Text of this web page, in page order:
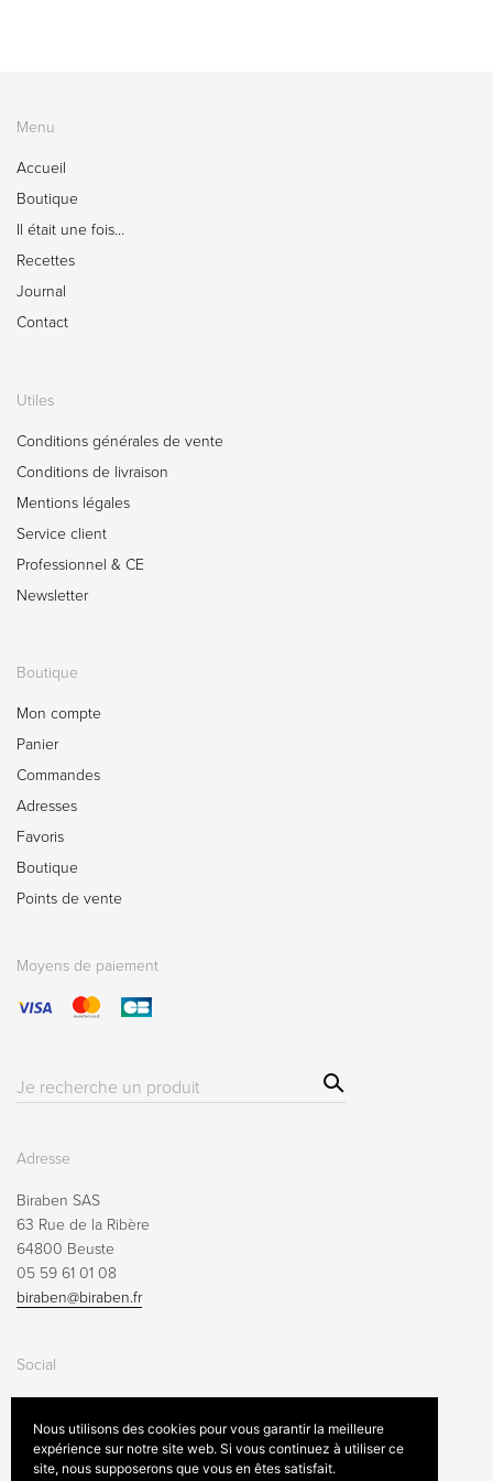
Menu
Accueil
Boutique
Il était une fois…
Recettes
Journal
Contact
Utiles
Conditions générales de vente
Conditions de livraison
Mentions légales
Service client
Professionnel & CE
Newsletter
Boutique
Mon compte
Panier
Commandes
Adresses
Favoris
Boutique
Points de vente
Moyens de paiement
Résultat(s)
Sear
ch
Adresse
Biraben SAS
63 Rue de la Ribère
64800 Beuste
05 59 61 01 08
biraben@biraben.fr
Social
Nous utilisons des cookies pour vous garantir la meilleure
expérience sur notre site web. Si vous continuez à utiliser ce
site, nous supposerons que vous en êtes satisfait.